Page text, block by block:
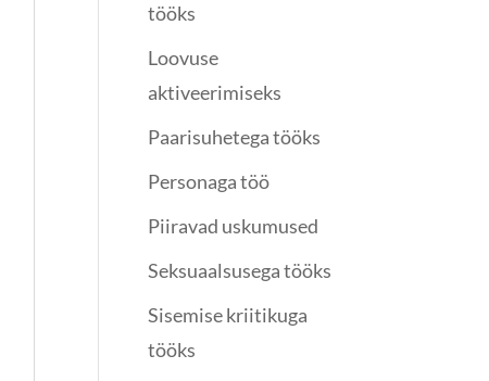
tööks
Loovuse
aktiveerimiseks
Paarisuhetega tööks
Personaga töö
Piiravad uskumused
Seksuaalsusega tööks
Sisemise kriitikuga
tööks